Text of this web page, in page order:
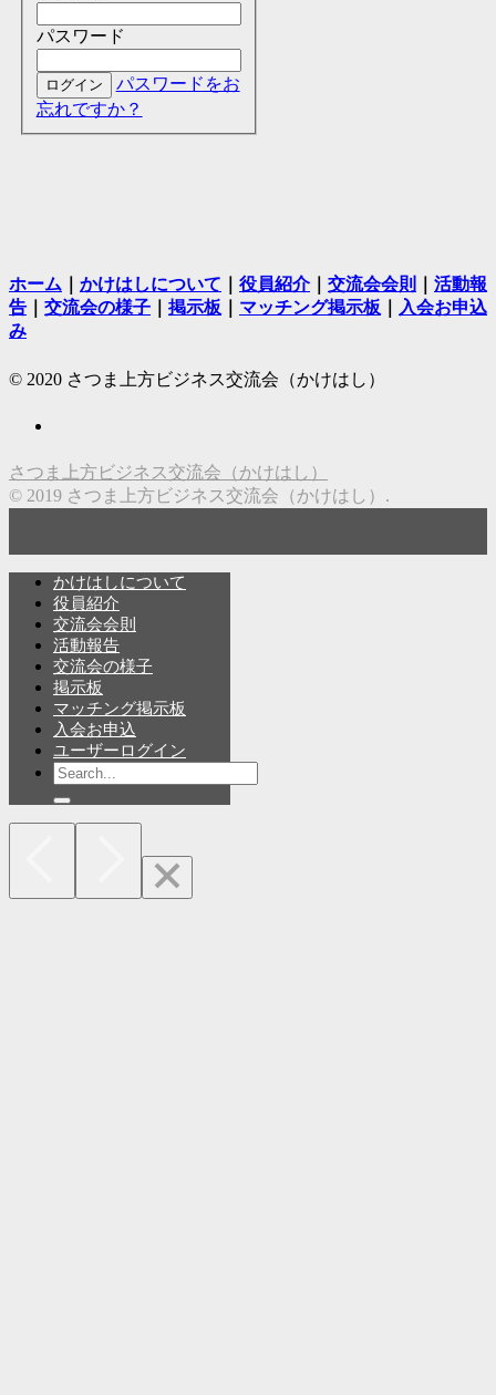
パスワード
パスワードをお
忘れですか？
ホーム かけはしについて 役員紹介｜ 交流会会則
活動報
告
交流会の様子 掲示板 マッチング掲示板
入会お申込
み
© 2020 さつま上方ビジネス交流会（かけはし）
さつま上方ビジネス交流会（かけはし）
© 2019 さつま上方ビジネス交流会（かけはし）.
かけはしについて
役員紹介
交流会会則
活動報告
交流会の様子
掲示板
マッチング掲示板
入会お申込
ユーザーログイン